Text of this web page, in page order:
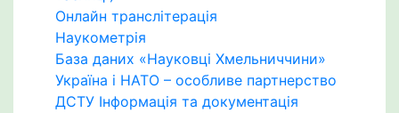
Онлайн транслітерація
Наукометрія
База даних «Науковці Хмельниччини»
Україна і НАТО – особливе партнерство
ДСТУ Інформація та документація